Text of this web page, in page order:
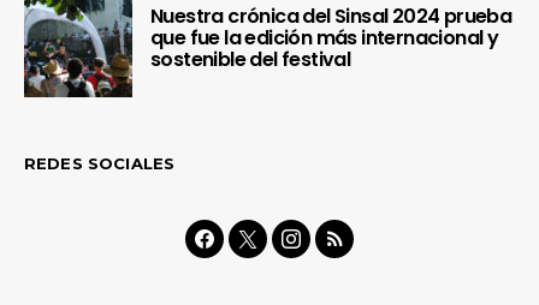
Nuestra crónica del Sinsal 2024 prueba
que fue la edición más internacional y
sostenible del festival
REDES SOCIALES